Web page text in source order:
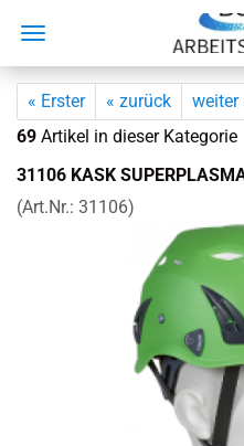
« Erster « zurück weiter
69 Artikel in dieser Kategorie
31106 KASK
(Art.Nr.: 31106)